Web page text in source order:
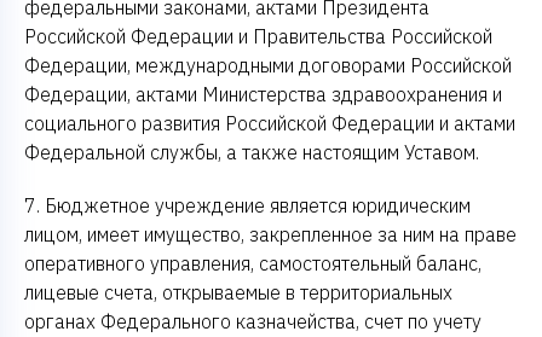
федеральными законами, актами Президента
Российской Федерации и Правительства Российской
Федерации, международными договорами Российской
Федерации, актами Министерства здравоохранения и
социального развития Российской Федерации и актами
Федеральной службы, а также настоящим Уставом.
7. Бюджетное учреждение является юридическим
лицом, имеет имущество, закрепленное за ним на праве
оперативного управления, самостоятельный баланс,
лицевые счета, открываемые в территориальных
органах Федерального казначейства, счет по учету